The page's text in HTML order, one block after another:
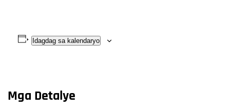
Idagdag sa kalendaryo
Mga Detalye